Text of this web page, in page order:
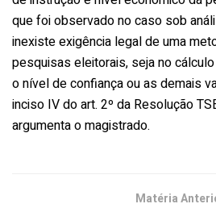
que foi observado no caso sob
inexiste exigência legal de uma
pesquisas eleitorais, seja no
o nível de confiança ou as demais
inciso IV do art. 2º da Resolução
argumenta o magistrado.
Matéria